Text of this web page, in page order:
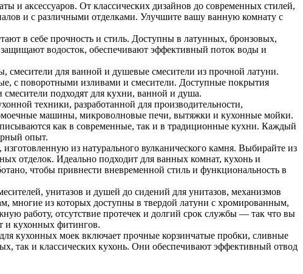
и аксессуаров. От классических дизайнов до современных стилей,
и с различными отделками. Улучшите вашу ванную комнату с
в себе прочность и стиль. Доступны в латунных, бронзовых,
водосток, обеспечивают эффективный поток воды и
для ванной и душевые смесители из прочной латуни.
с поворотными изливами и смесители. Доступные покрытия
подходят для кухни, ванной и душа.
техники, разработанной для производительности,
машины, микроволновые печи, вытяжки и кухонные мойки.
как в современные, так и в традиционные кухни. Каждый
опыт.
из натурального вулканического камня. Выбирайте из
отделок. Идеально подходит для ванных комнат, кухонь и
чтобы привнести вневременной стиль и функциональность в
унитазов и душей до сидений для унитазов, механизмов
многие из которых доступны в твердой латуни с хромированным,
работу, отсутствие протечек и долгий срок службы — так что вы
и кухонных фитингов.
кухонных моек включает прочные корзинчатые пробки, сливные
так и классических кухонь. Они обеспечивают эффективный отвод